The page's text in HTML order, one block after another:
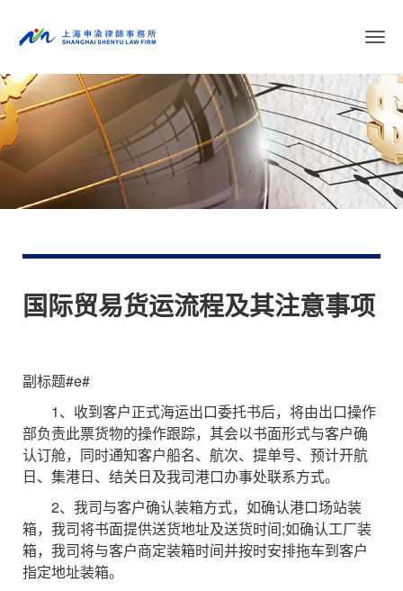
切
导
航
国际贸易货运流程及其注意事项
副标题#e#
1、收到客户正式海运出口委托书后，将由出口操作
部负责此票货物的操作跟踪，其会以书面形式与客户确
认订舱，同时通知客户船名、航次、提单号、预计开航
日、集港日、结关日及我司港口办事处联系方式。
2、我司与客户确认装箱方式，如确认港口场站装
箱，我司将书面提供送货地址及送货时间;如确认工厂装
箱，我司将与客户商定装箱时间并按时安排拖车到客户
指定地址装箱。